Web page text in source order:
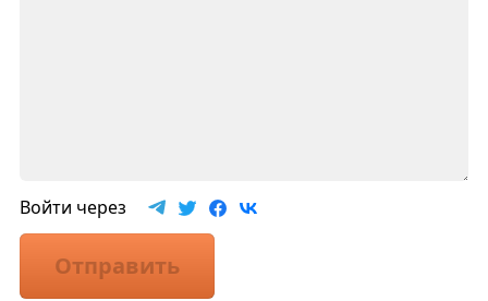
Войти через
Отправить